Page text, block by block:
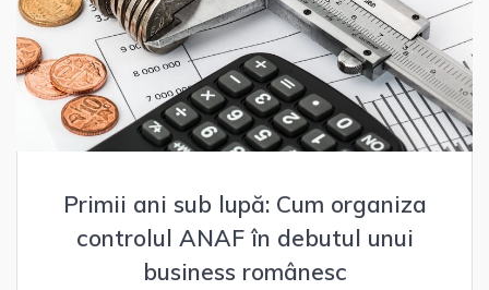
Primii ani sub lupă: Cum organiza
controlul ANAF în debutul unui
business românesc